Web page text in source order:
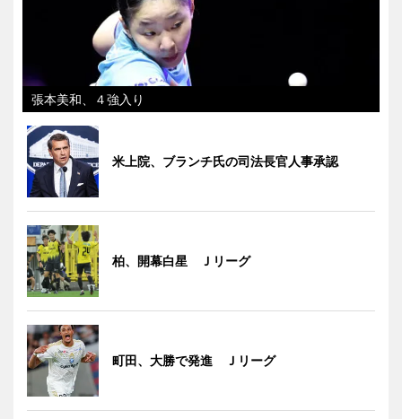
張本美和、４強入り
米上院、ブランチ氏の司法長官人事承認
柏、開幕白星 Ｊリーグ
町田、大勝で発進 Ｊリーグ